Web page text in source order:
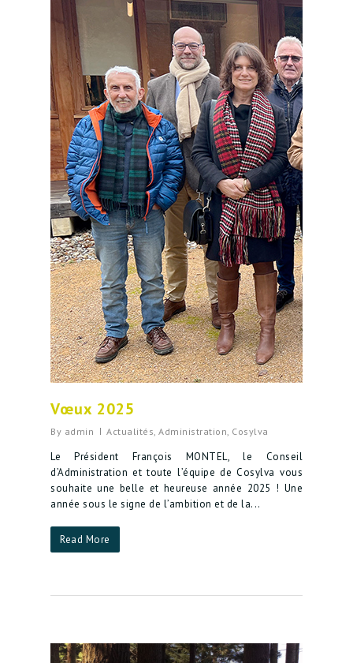
Vœux 2025
By admin Actualités, Administration, Cosylva
Le Président François MONTEL, le Conseil
d’Administration et toute l’équipe de Cosylva vous
souhaite une belle et heureuse année 2025 ! Une
année sous le signe de l’ambition et de la...
Read More